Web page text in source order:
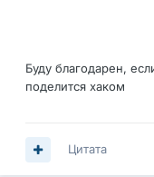
Буду благодарен,
поделится хаком
Цитата